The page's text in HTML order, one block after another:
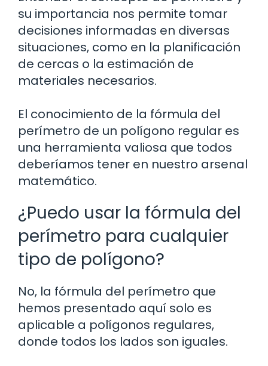
su importancia nos permite tomar
decisiones informadas en diversas
situaciones, como en la planificación
de cercas o la estimación de
materiales necesarios.
El conocimiento de la fórmula del
perímetro de un polígono regular es
una herramienta valiosa que todos
deberíamos tener en nuestro arsenal
matemático.
¿Puedo usar la fórmula del
perímetro para cualquier
tipo de polígono?
No, la fórmula del perímetro que
hemos presentado aquí solo es
aplicable a polígonos regulares,
donde todos los lados son iguales.